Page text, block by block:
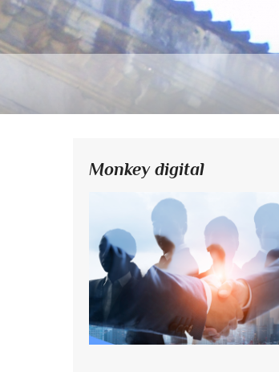
Monkey digital